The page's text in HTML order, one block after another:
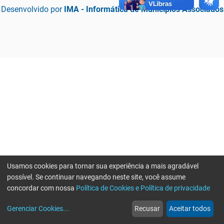
Desenvolvido por IMA - Informática de Municípios Associados
web
Notícias
more_horiz
Mais
Usamos cookies para tornar sua experiência a mais agradável
possível. Se continuar navegando neste site, você assume
concordar com nossa Política de Cookies e Política de privacidade
Gerenciar Cookies... Recusar Aceitar todos
Erro ao enviar informações, por favor tente novamente